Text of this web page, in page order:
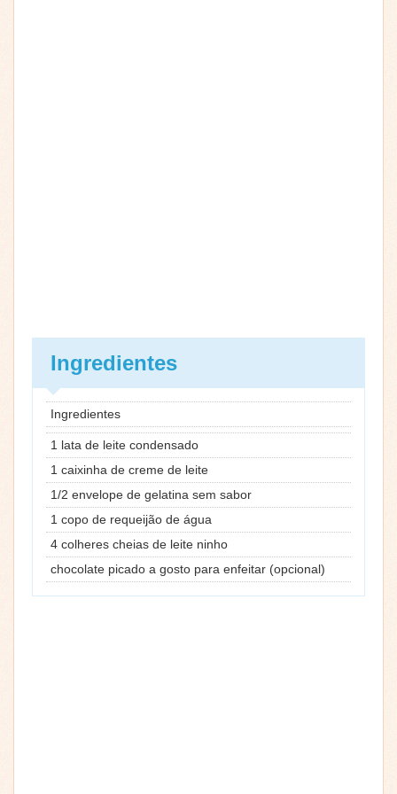
Ingredientes
Ingredientes
1 lata de leite condensado
1 caixinha de creme de leite
1/2 envelope de gelatina sem sabor
1 copo de requeijão de água
4 colheres cheias de leite ninho
chocolate picado a gosto para enfeitar (opcional)